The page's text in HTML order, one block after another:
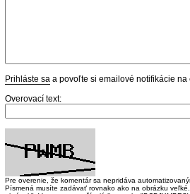
Prihláste sa a povoľte si emailové notifikácie
Overovací text:
Pre overenie, že komentár sa nepridáva
Písmená musíte zadávať rovnako ako na obrázku